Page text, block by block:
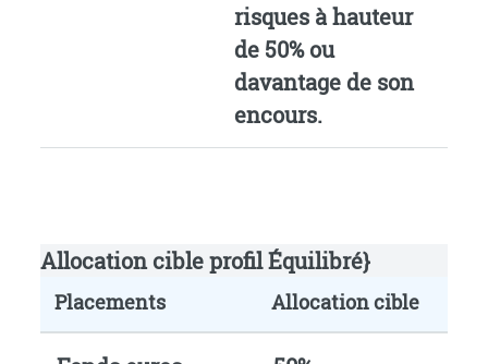
risques à hauteur
de 50% ou
davantage de son
encours.
Allocation cible profil Équilibré}
Placements Allocation cible